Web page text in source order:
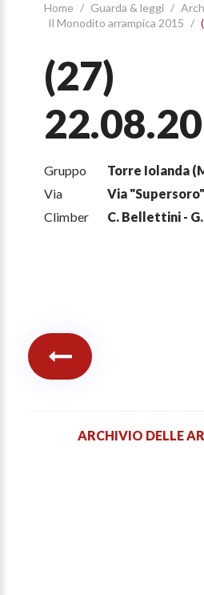
Home / Guarda & leggi /
Il Monodito arrampica 2015 /
(27)
Gruppo
Torre Iolanda
Via
Via "Supersoro"
Climber
C. Bellettini -
ARCHIVIO DELLE